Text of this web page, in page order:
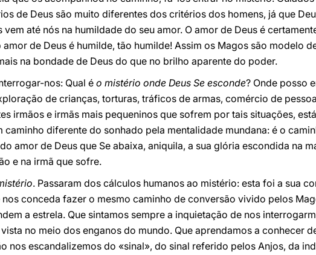
de Deus são muito diferentes dos critérios dos homens, já que
até nós na humildade do seu amor. O amor de Deus é
de Deus é humilde, tão humilde! Assim os Magos são modelo
na bondade de Deus do que no brilho aparente do poder.
nos: Qual éo mistério onde Deus Se esconde? Onde posso
de crianças, torturas, tráficos de armas, comércio de
irmãos e irmãs mais pequeninos que sofrem por tais situações,
diferente do sonhado pela mentalidade mundana: é o
amor de Deus que Se abaixa, aniquila, a sua glória escondida na
e na irmã que sofre.
. Passaram dos cálculos humanos ao mistério: esta foi a sua
nos conceda fazer o mesmo caminho de conversão vivido pelos
a estrela. Que sintamos sempre a inquietação de nos
no meio dos enganos do mundo. Que aprendamos a conhecer
nos escandalizemos do «sinal», do sinal referido pelos Anjos, da